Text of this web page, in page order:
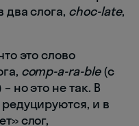
два слога, choc-late,
это слово
comp‑a‑ra‑ble(с
но это не так. В
и в
слог,